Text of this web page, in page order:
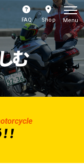
FAQ Shop Menu
む
！